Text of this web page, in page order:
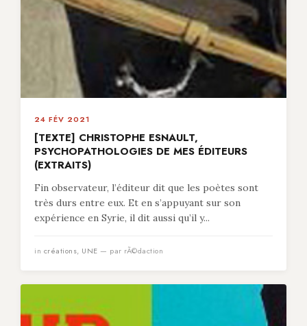
24 FÉV 2021
[TEXTE] CHRISTOPHE ESNAULT,
PSYCHOPATHOLOGIES DE MES ÉDITEURS
(EXTRAITS)
Fin observateur, l’éditeur dit que les poètes sont
très durs entre eux. Et en s’appuyant sur son
expérience en Syrie, il dit aussi qu’il y...
in créations, UNE — par rÃ©daction